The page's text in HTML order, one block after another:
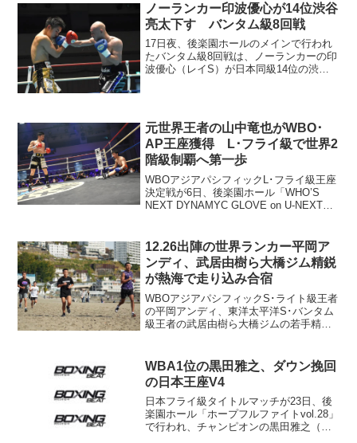
ノーランカー印波優心が14位渋谷
亮太下す バンタム級8回戦
17日夜、後楽園ホールのメインで行われ
たバンタム級8回戦は、ノーランカーの印
波優心（レイS）が日本同級14位の渋谷
らよく動き、...
元世界王者の山中竜也がWBO･
AP王座獲得 L･フライ級で世界2
階級制覇へ第一歩
WBOアジアパシフィックL･フライ級王座
決定戦が6日、後楽園ホール「WHO’S
NEXT DYNAMYC GLOVE on U-NEXT」
の安藤教祐（KG大和）に3...
12.26出陣の世界ランカー平岡ア
ンディ、武居由樹ら大橋ジム精鋭
が熱海で走り込み合宿
WBOアジアパシフィックS･ライト級王者
の平岡アンディ、東洋太平洋S･バンタム
級王者の武居由樹ら大橋ジムの若手精鋭
走る！ 合宿参加メンバーはIBF8位、
WBO12位にラ...
WBA1位の黒田雅之、ダウン挽回
の日本王座V4
日本フライ級タイトルマッチが23日、後
楽園ホール「ホープフルファイトvol.28」
で行われ、チャンピオンの黒田雅之（川